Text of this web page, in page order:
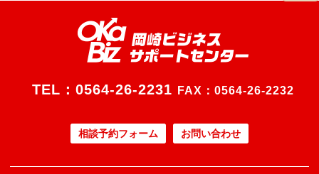
TEL： 0564-26-2231 FAX：0564-26-2232
相談予約フォーム お問い合わせ